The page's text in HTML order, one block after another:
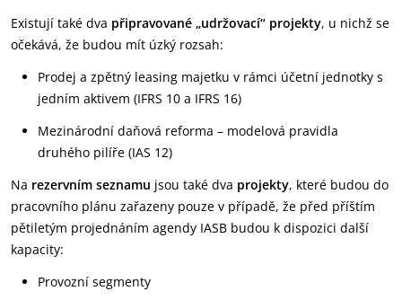
Existují také dva připravované „udržovací“ projekty, u nichž se
očekává, že budou mít úzký rozsah:
Prodej a zpětný leasing majetku v rámci účetní jednotky s
jedním aktivem (IFRS 10 a IFRS 16)
Mezinárodní daňová reforma – modelová pravidla
druhého pilíře (IAS 12)
Na rezervním seznamu jsou také dva projekty, které budou do
pracovního plánu zařazeny pouze v případě, že před příštím
pětiletým projednáním agendy IASB budou k dispozici další
kapacity:
Provozní segmenty